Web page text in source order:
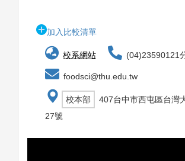
加入比較清單
校系網站 (04)23590121
foodsci@thu.edu.tw
校本部
407台中市西屯區台灣
27號